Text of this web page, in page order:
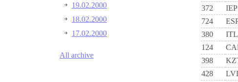
19.02.2000
18.02.2000
17.02.2000
All archive
372
IEP
724
380
ITL
124
398
428